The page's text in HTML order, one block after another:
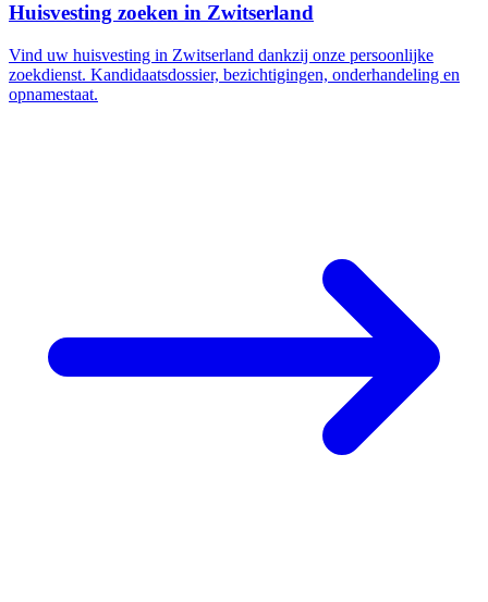
Huisvesting zoeken in Zwitserland
Vind uw huisvesting in Zwitserland dankzij onze persoonlijke
zoekdienst. Kandidaatsdossier, bezichtigingen, onderhandeling en
opnamestaat.